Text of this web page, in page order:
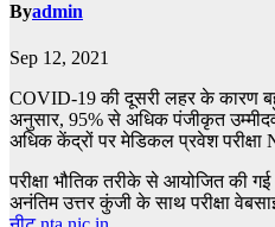
Byadmin
Sep 12, 2021
COVID-19 की दूसरी लहर के कारण
अनुसार, 95% से अधिक पंजीकृत
अधिक केंद्रों पर मेडिकल प्रवेश
परीक्षा भौतिक तरीके से आयोजित की
अनंतिम उत्तर कुंजी के साथ परीक्षा